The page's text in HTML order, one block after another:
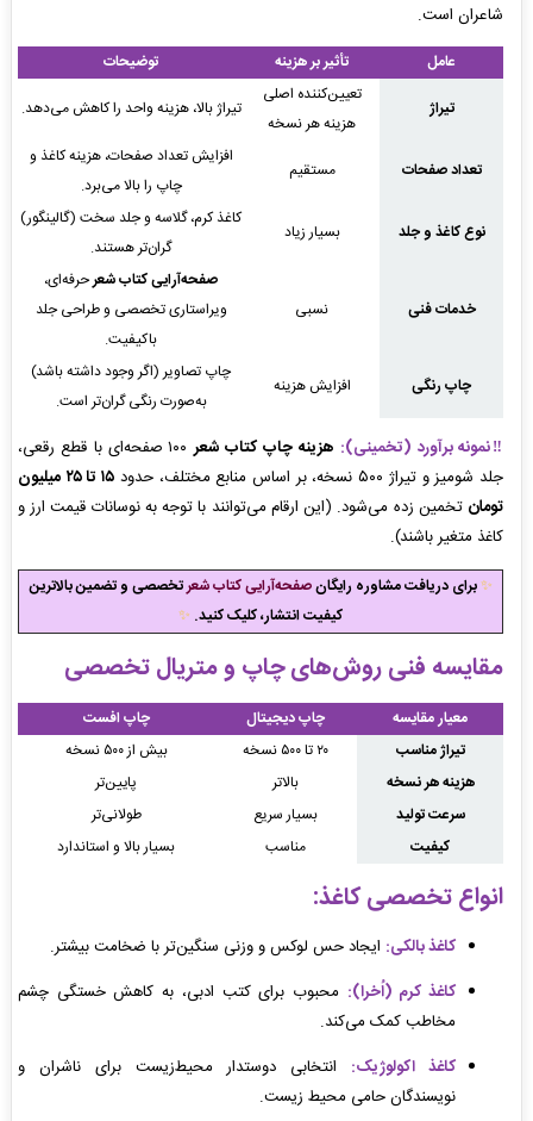
شاعران است.
عامل تأثیر بر هزینه
توضیحات
تیراژ
تعیین‌کننده اصلی
هزینه هر نسخه
تیراژ بالا، هزینه واحد را کاهش می‌دهد.
تعداد صفحات مستقیم
افزایش تعداد صفحات، هزینه کاغذ و
چاپ را بالا می‌برد.
نوع کاغذ و جلد
بسیار زیاد
کاغذ کرم، گلاسه و جلد سخت (گالینگور)
گران‌تر هستند.
خدمات فنی نسبی
صفحه‌آرایی کتاب شعرحرفه‌ای،
ویراستاری تخصصی و طراحی جلد
باکیفیت.
چاپ رنگی
افزایش هزینه
چاپ تصاویر (اگر وجود داشته باشد)
به‌صورت رنگی گران‌تر است.
‼️نمونه برآورد (تخمینی): هزینه چاپ کتاب شعر
۱۰۰ صفحه‌ای با قطع رقعی،
جلد شومیز و تیراژ ۵۰۰ نسخه، بر اساس منابع مختلف، حدود
۱۵ تا ۲۵ میلیون
تومان تخمین زده می‌شود. (این ارقام می‌توانند با توجه به نوسانات قیمت ارز و
کاغذ متغیر باشند).
✨برای دریافت مشاوره رایگانصفحه‌آرایی کتاب شعرتخصصی و تضمین بالاترین
کیفیت انتشار، کلیک کنید. ✨
مقایسه فنی روش‌های چاپ و متریال تخصصی
معیار مقایسه چاپ دیجیتال
چاپ افست
تیراژ مناسب
۲۰ تا ۵۰۰ نسخه
بیش از ۵۰۰ نسخه
هزینه هر نسخه
بالاتر
پایین‌تر
سرعت تولید
بسیار سریع
طولانی‌تر
کیفیت
مناسب بسیار بالا و استاندارد
انواع تخصصی کاغذ:
کاغذ بالکی: ایجاد حس لوکس و وزنی سنگین‌تر با ضخامت بیشتر.
کاغذ کرم (اُخرا): محبوب برای کتب ادبی، به کاهش خستگی چشم
مخاطب کمک می‌کند.
کاغذ اکولوژیک: انتخابی دوستدار محیط‌زیست برای ناشران و
نویسندگان حامی محیط زیست.